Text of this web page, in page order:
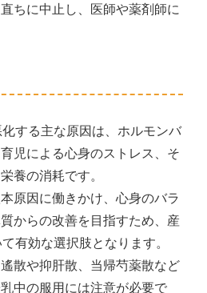
ちに中止し、医師や薬剤師に
する主な原因は、ホルモンバ
児による心身のストレス、そ
養の消耗です。
原因に働きかけ、心身のバラ
からの改善を目指すため、産
有効な選択肢となります。
散や抑肝散、当帰芍薬散など
中の服用には注意が必要で